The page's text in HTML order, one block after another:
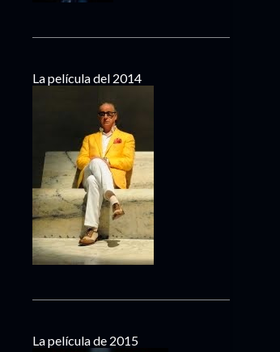
La película del 2014
La película de 2015